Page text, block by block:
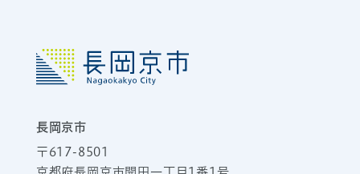
長岡京市
〒617-8501